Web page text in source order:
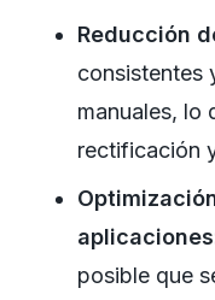
Reducción
consistentes
manuales, lo
rectificación
posible que